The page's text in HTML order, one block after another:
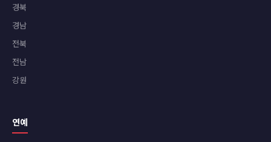
경북
경남
전북
전남
강원
연예